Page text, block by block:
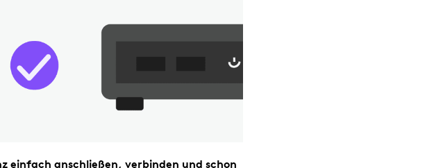
einfach anschließen, verbinden und schon